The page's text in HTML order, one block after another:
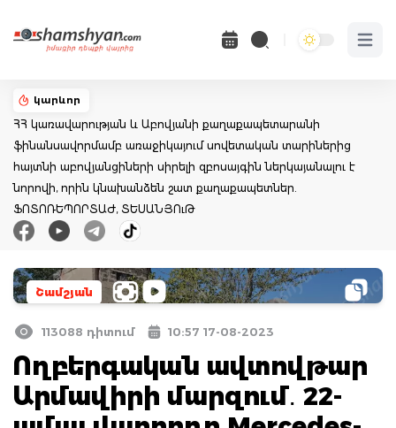
Open
կարևոր
ՀՀ կառավարության և Աբովյանի քաղաքապետարանի
ֆինանսավորմամբ առաջիկայում սովետական տարիներից
հայտնի աբովյանցիների սիրելի զբոսայգին ներկայանալու է
նորովի, որին կնախանձեն շատ քաղաքապետներ.
ՖՈՏՈՌԵՊՈՐՏԱԺ, ՏԵՍԱՆՅՈւԹ
Շամշյան
113088 դիտում 10:57 17-08-2023
Ողբերգական ավտովթար
Արմավիրի մարզում․ 22-